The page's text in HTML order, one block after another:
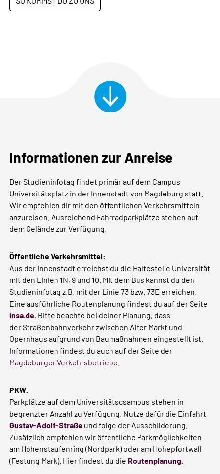
Informationen zur Anreise
Der Studieninfotag findet primär auf dem Campus
Universitätsplatz in der Innenstadt von Magdeburg statt.
Wir empfehlen dir mit den öffentlichen Verkehrsmitteln
anzureisen. Ausreichend Fahrradparkplätze stehen auf
dem Gelände zur Verfügung.
Öffentliche Verkehrsmittel:
Aus der Innenstadt erreichst du die Haltestelle Universität
mit den Linien 1N, 9 und 10. Mit dem Bus kannst du den
Studieninfotag z.B. mit der Linie 73 bzw. 73E erreichen.
Eine ausführliche Routenplanung findest du auf der Seite
insa.de. Bitte beachte bei deiner Planung, dass
der Straßenbahnverkehr zwischen Alter Markt und
Opernhaus aufgrund von Baumaßnahmen eingestellt ist.
Informationen findest du auch auf der Seite der
Magdeburger Verkehrsbetriebe.
PKW:
Parkplätze auf dem Universitätscsampus stehen in
begrenzter Anzahl zu Verfügung. Nutze dafür die Einfahrt
Gustav-Adolf-Straße und folge der Ausschilderung.
Zusätzlich empfehlen wir öffentliche Parkmöglichkeiten
am Hohenstaufenring (Nordpark) oder am Hohepfortwall
(Festung Mark). Hier findest du die Routenplanung.